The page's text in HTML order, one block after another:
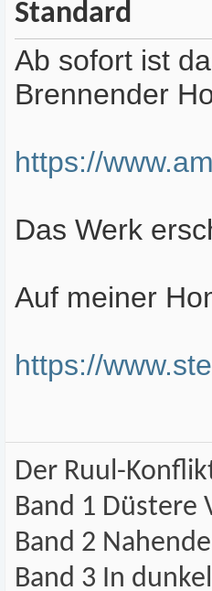
Ab sofort ist
Brennender
https://
Das Werk
Auf meiner
https://
Der Ruul-
Band 1 Düstere
Band 2
Band 3 In